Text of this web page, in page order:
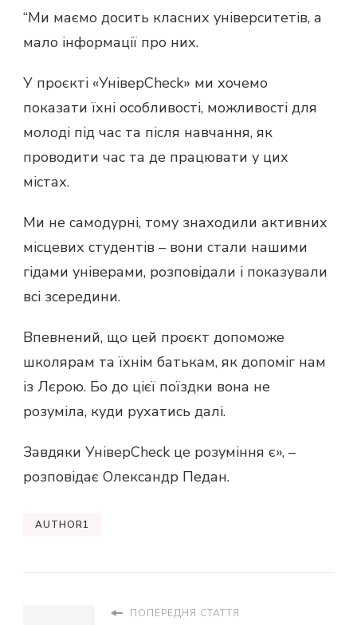
“Ми маємо досить класних університетів, а
мало інформації про них.
У проєкті «УніверCheck» ми хочемо
показати їхні особливості, можливості для
молоді під час та після навчання, як
проводити час та де працювати у цих
містах.
Ми не самодурні, тому знаходили активних
місцевих студентів – вони стали нашими
гідами універами, розповідали і показували
всі зсередини.
Впевнений, що цей проєкт допоможе
школярам та їхнім батькам, як допоміг нам
із Лєрою. Бо до цієї поїздки вона не
розуміла, куди рухатись далі.
Завдяки УніверCheck це розуміння є», –
розповідає Олександр Педан.
AUTHOR1
ПОПЕРЕДНЯ СТАТТЯ